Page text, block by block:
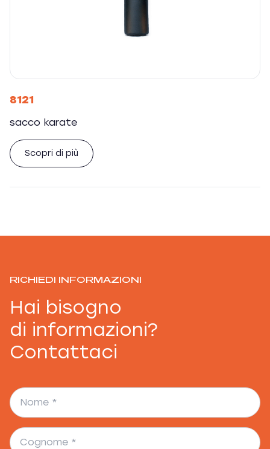
8121
sacco karate
Scopri di più
RICHIEDI INFORMAZIONI
Hai bisogno
di informazioni?
Contattaci